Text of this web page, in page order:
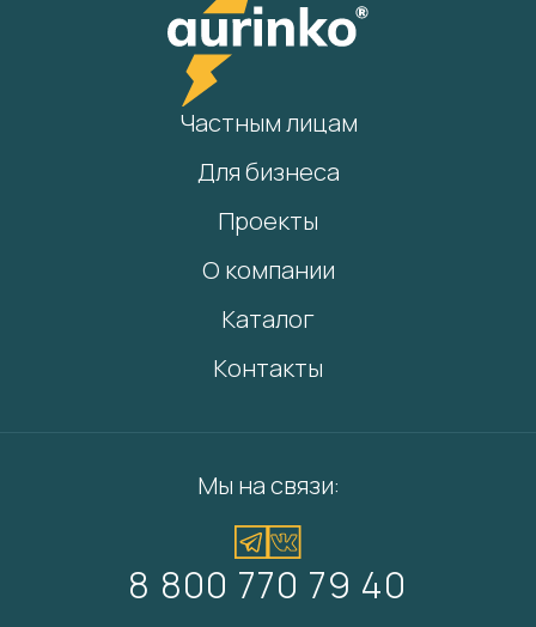
Частным лицам
Для бизнеса
Проекты
О компании
Каталог
Контакты
Мы на связи:
8 800 770 79 40